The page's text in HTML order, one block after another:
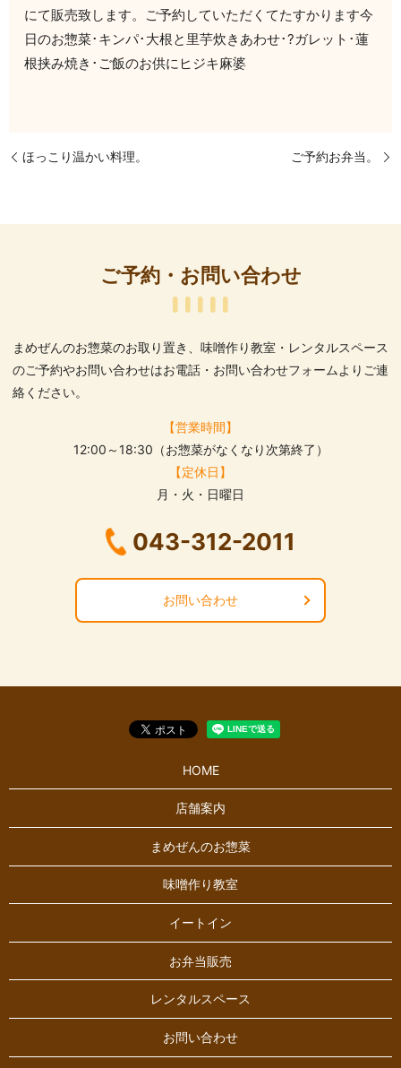
にて販売致します。ご予約していただくてたすかります今
日のお惣菜･キンパ･大根と里芋炊きあわせ･?ガレット･蓮
根挟み焼き･ご飯のお供にヒジキ麻婆
ほっこり温かい料理。 ご予約お弁当。
ご予約・お問い合わせ
まめぜんのお惣菜のお取り置き、味噌作り教室・レンタルスペース
のご予約やお問い合わせはお電話・お問い合わせフォームよりご連
絡ください。
【営業時間】
12:00～18:30（お惣菜がなくなり次第終了）
【定休日】
月・火・日曜日
043-312-2011
お問い合わせ
HOME
店舗案内
まめぜんのお惣菜
味噌作り教室
イートイン
お弁当販売
レンタルスペース
お問い合わせ